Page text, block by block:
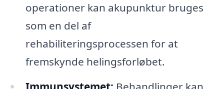
operationer kan akupunktur bruges
som en del af
rehabiliteringsprocessen for at
fremskynde helingsforløbet.